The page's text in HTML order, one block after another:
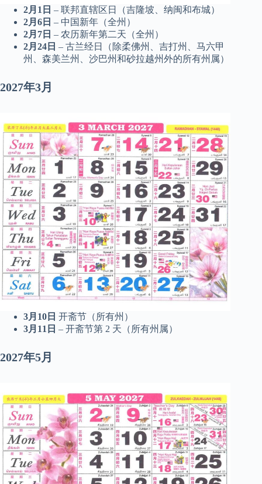
2月1日 – 联邦直辖区日（吉隆坡、纳闽和布城）
2月6日 – 中国新年（全州）
2月7日 – 农历新年第二天（全州）
2月24日 – 古兰经日（除柔佛州、吉打州、马六甲
州、森美兰州、沙巴州和砂拉越州外的所有州属）
2027年3月
3月10日 开斋节（所有州）
3月11日 – 开斋节第 2 天（所有州属）
2027年5月